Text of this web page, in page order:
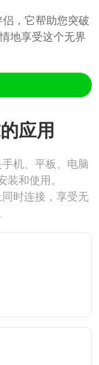
，它帮助您突破
地享受这个无界
应用
机、平板、电脑
和使用。
时连接，享受无